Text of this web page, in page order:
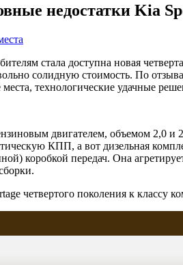
недостатки Kia
стала доступна новая
солидную стоимость. По
технологические удачные
двигателем, объемом 2,0
КПП, а вот дизельная
коробкой передач. Она
четвертого поколения к классу